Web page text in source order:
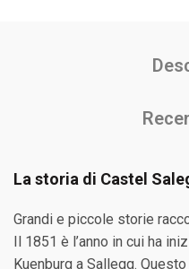
La storia di Castel
Grandi e piccole storie
Il 1851 è l’anno in cui ha
Kuenburg a Sallegg.